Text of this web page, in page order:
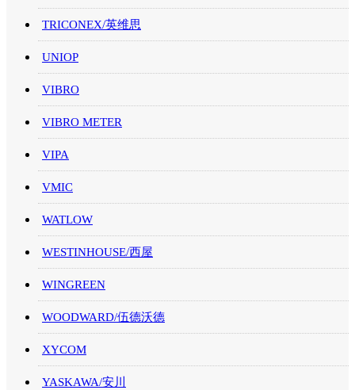
TRICONEX/英维思
UNIOP
VIBRO
VIBRO METER
VIPA
VMIC
WATLOW
WESTINHOUSE/西屋
WINGREEN
WOODWARD/伍德沃德
XYCOM
YASKAWA/安川